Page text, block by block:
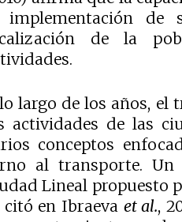
implementación de
de la
largo de los años, el
actividades de las
conceptos
al transporte. Un
Lineal propuesto
citó en Ibraeva et al.,